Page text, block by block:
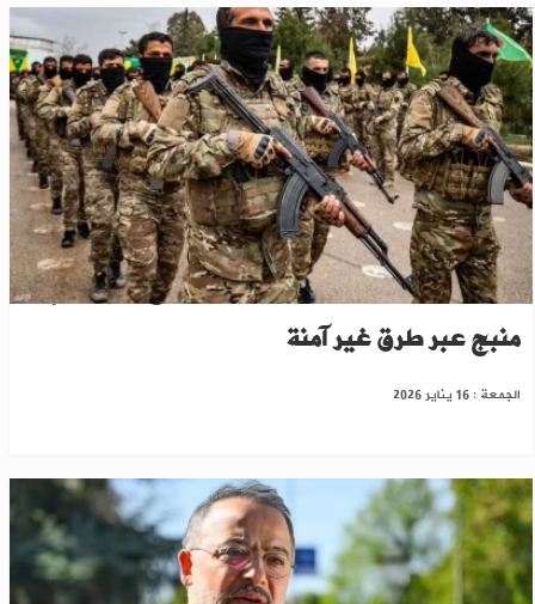
انشقاقات من "قسد" بدير حافر ونزوح مدنيين إلى
منبج عبر طرق غير آمنة
الجمعة : 16 يناير 2026